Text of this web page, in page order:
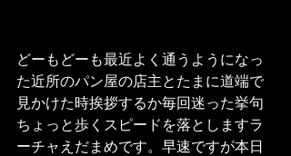
どーもどーも最近よく通うようになっ
た近所のパン屋の店主とたまに道端で
見かけた時挨拶するか毎回迷った挙句
ちょっと歩くスピードを落としますラ
ーチャえだまめです。早速ですが本日